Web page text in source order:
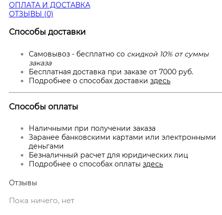
ОПЛАТА И ДОСТАВКА
ОТЗЫВЫ (0)
Способы доставки
Самовывоз - бесплатно со скидкой 10% от суммы
заказа
Бесплатная доставка при заказе от 7000 руб.
Подробнее о способах доставки здесь
Способы оплаты
Наличными при получении заказа
Заранее банковскими картами или электронными
деньгами
Безналичный расчет для юридических лиц
Подробнее о способах оплаты здесь
Отзывы
Пока ничего, нет